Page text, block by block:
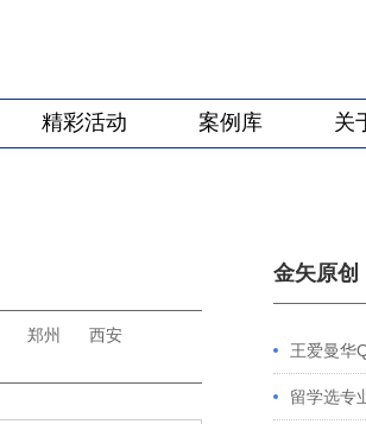
精彩活动 案例库 关
郑州
西安
金矢原创
王爱曼华
的赢家？
留学选专